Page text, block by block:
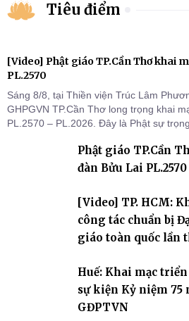
Tiêu điểm
[Video] Phật giáo TP.Cần Thơ khai
PL.2570
Sáng 8/8, tại Thiền viện Trúc Lâm
GHPGVN TP.Cần Thơ long trọng khai
PL.2570 – PL.2026. Đây là Phật sự
thứ I, thể hiện sự quan tâm đối với
Tăng tài và tiếp nối mạng mạch Tăng-g
Phật giáo TP.Cần
đàn Bửu Lai PL.2570
[Video] TP. HCM:
công tác chuẩn bị
giáo toàn quốc lần
Huế: Khai mạc
sự kiện Kỷ niệm 75
GĐPTVN